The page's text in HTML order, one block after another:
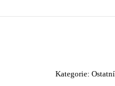
Kategorie: Ostatní